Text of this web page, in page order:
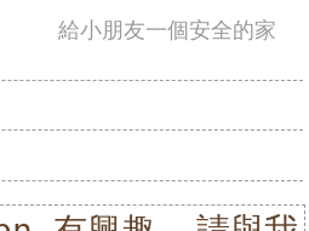
給小朋友一個安全的家